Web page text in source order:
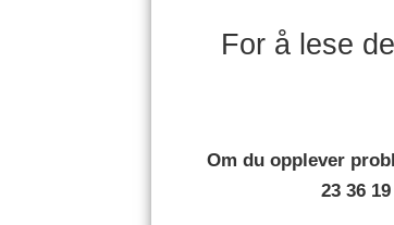
For å lese
Om du opplever
23 36